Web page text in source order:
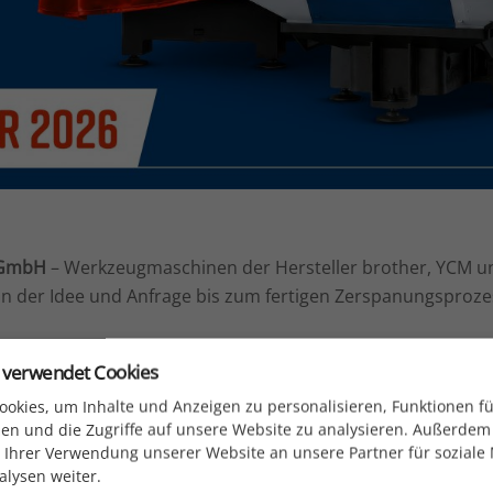
– Werkzeugmaschinen der Hersteller brother, YCM
der Idee und Anfrage bis zum fertigen
liefern wir nicht nur die
für eine Partnerschaft, um die
Cookies
um Inhalte und Anzeigen zu personalisieren, Funktionen
und die Zugriffe auf unsere Website zu analysieren.
Verwendung unserer Website an unsere Partner für soziale
weiter.